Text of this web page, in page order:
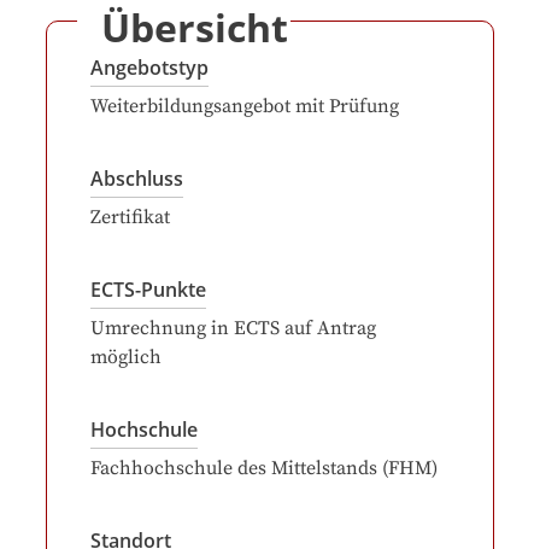
Übersicht
Angebotstyp
Weiterbildungsangebot mit Prüfung
Abschluss
Zertifikat
ECTS-Punkte
Umrechnung in ECTS auf Antrag
möglich
Hochschule
Fachhochschule des Mittelstands (FHM)
Standort